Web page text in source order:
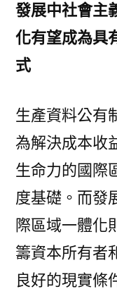
發展中社會主
化有望成為具
式
生產資料公有
為解決成本收
生命力的國際
度基礎。而發
際區域一體化
籌資本所有者
良好的現實條